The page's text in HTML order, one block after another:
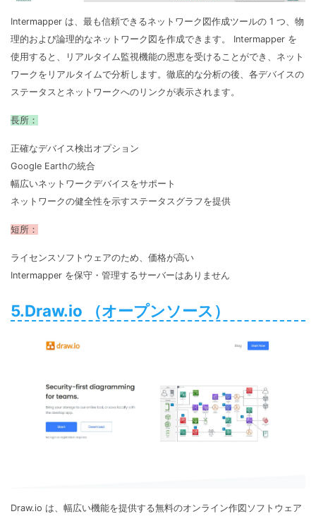
Intermapper は、最も信頼できるネットワーク図作成ツールの 1 つ、物
理的および論理的なネットワーク図を作成できます。 Intermapper を
使用すると、リアルタイム監視機能の恩恵を受けることができ、ネット
ワークをリアルタイムで分析します。徹底的な分析の後、各デバイスの
ステータスとネットワークへのリンクが表示されます。
長所：
正確なデバイス検出オプション
Google Earthの統合
幅広いネットワークデバイスをサポート
ネットワークの健全性を示すステータスグラフを提供
短所：
ライセンスソフトウェアのため、価格が高い
Intermapper を保守・管理するサーバーはありません
5.Draw.io （オープンソース）
Draw.io は、幅広い機能を提供する無料のオンライン作図ソフトウェア